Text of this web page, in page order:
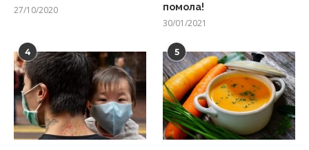
27/10/2020
помола!
30/01/2021
4 5